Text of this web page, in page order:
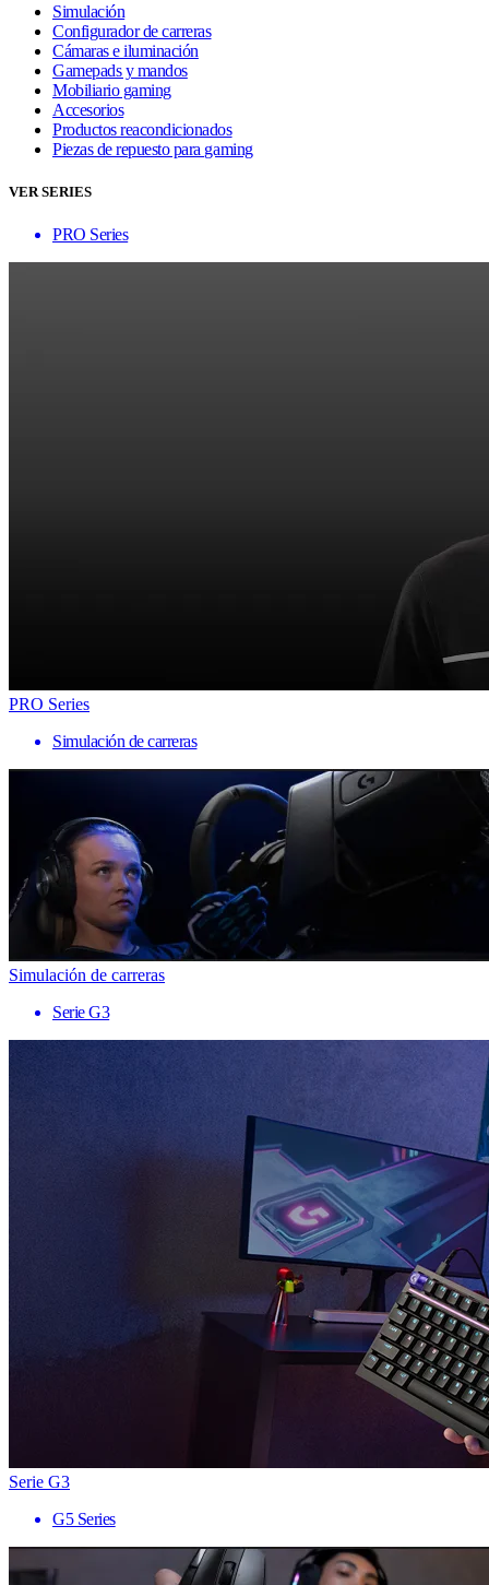
Simulación
Configurador de carreras
Cámaras e iluminación
Gamepads y mandos
Mobiliario gaming
Accesorios
Productos reacondicionados
Piezas de repuesto para gaming
VER SERIES
PRO Series
PRO Series
Simulación de carreras
Simulación de carreras
Serie G3
Serie G3
G5 Series